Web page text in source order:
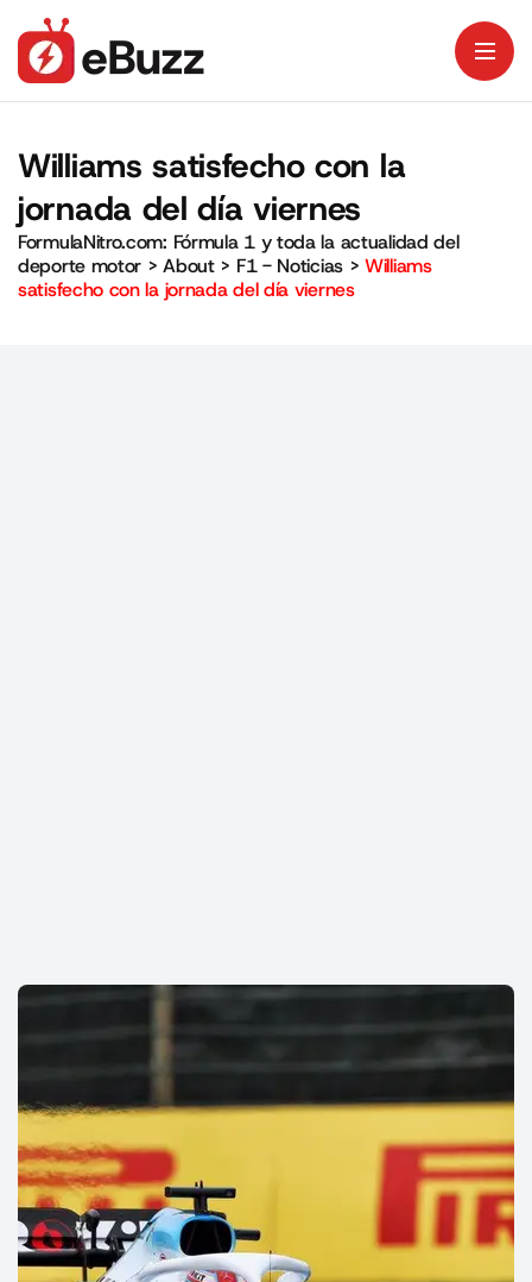
Williams satisfecho con la
jornada del día viernes
FormulaNitro.com: Fórmula 1 y toda la actualidad del
deporte motor >About> F1 - Noticias>Williams
satisfecho con la jornada del día viernes